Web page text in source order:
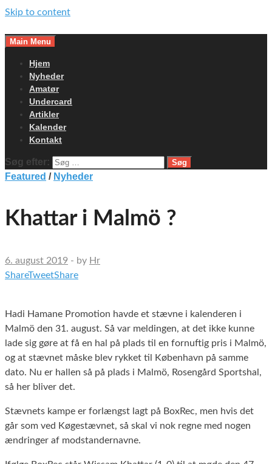
Skip to content
Main Menu
Hjem
Nyheder
Amatør
Undercard
Artikler
Kalender
Kontakt
Søg efter:
Featured / Nyheder
Khattar i Malmö ?
6. august 2019 - by Hr
ShareTweetShare
Hadi Hamane Promotion havde et stævne i kalenderen i
Malmö den 31. august. Så var meldingen, at det ikke kunne
lade sig gøre at få en hal på plads til en fornuftig pris i Malmö,
og at stævnet måske blev rykket til København på samme
dato. Nu er hallen så på plads i Malmö, Rosengård Sportshal,
så her bliver det.
Stævnets kampe er forlængst lagt på BoxRec, men hvis det
går som ved Køgestævnet, så skal vi nok regne med nogen
ændringer af modstandernavne.